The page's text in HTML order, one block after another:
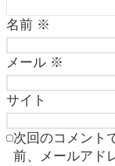
名前 ※
メール ※
サイト
次回のコメント
前、メールアド